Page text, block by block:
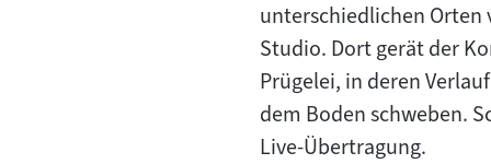
unterschiedlichen Orten
Studio. Dort gerät der
Prügelei, in deren
dem Boden schweben.
Live-Übertragung.